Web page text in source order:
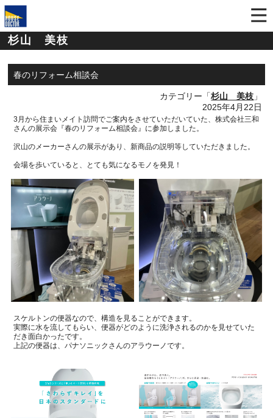
杉山 美枝
春のリフォーム相談会
カテゴリー「杉山 美枝 」
2025年4月22日
3 月から住まいメイト訪問でご案内をさせていただいていた、株式会社三和
さんの展示会『春のリフォーム相談会』に参加しました。
沢山のメーカーさんの展示があり、新商品の説明等していただきました。
会場を歩いていると、とても気になるモノを発見！
スケルトンの便器なので、構造を見ることができます。
実際に水を流してもらい、便器がどのように洗浄されるのかを見せていた
だき面白かったです。
上記の便器は、パナソニックさんのアラウーノです。